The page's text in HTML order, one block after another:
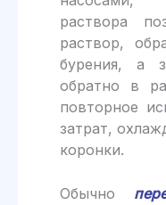
раствора
раствор,
бурения, а
обратно в
повторное
затрат,
коронки.
Обычно